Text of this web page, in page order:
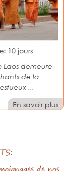
10 jours
Laos demeure
de la
...
En savoir plus